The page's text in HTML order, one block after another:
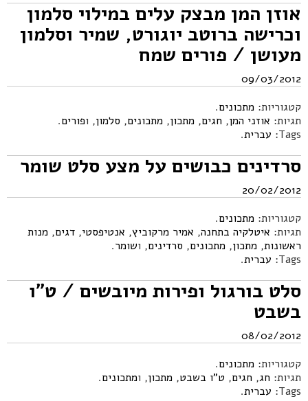
אוזן המן מבצק עלים במילוי סלמון
וכרישה ברוטב יוגורט, שמיר וסלמון
מעושן / פורים שמח
09/03/2012
קטגוריות: מתכונים.
תגיות: אוזני המן, חגים, מתכון, מתכונים, סלמון, ופורים.
Tags: עברית.
סרדינים כבושים על מצע סלט שומר
20/02/2012
קטגוריות: מתכונים.
תגיות: איטלקיה בתחנה, אמיר מרקוביץ, אנטיפסטי, דגים, מנות
ראשונות, מתכון, מתכונים, סרדינים, ושומר.
Tags: עברית.
סלט בורגול ופירות מיובשים / ט"ו
בשבט
08/02/2012
קטגוריות: מתכונים.
תגיות: חג, חגים, ט"ו בשבט, מתכון, ומתכונים.
Tags: עברית.